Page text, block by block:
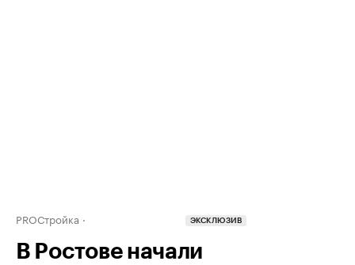
PROСтройка ЭКСКЛЮЗИВ
В Ростове начали